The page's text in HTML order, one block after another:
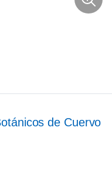
de Cuervo